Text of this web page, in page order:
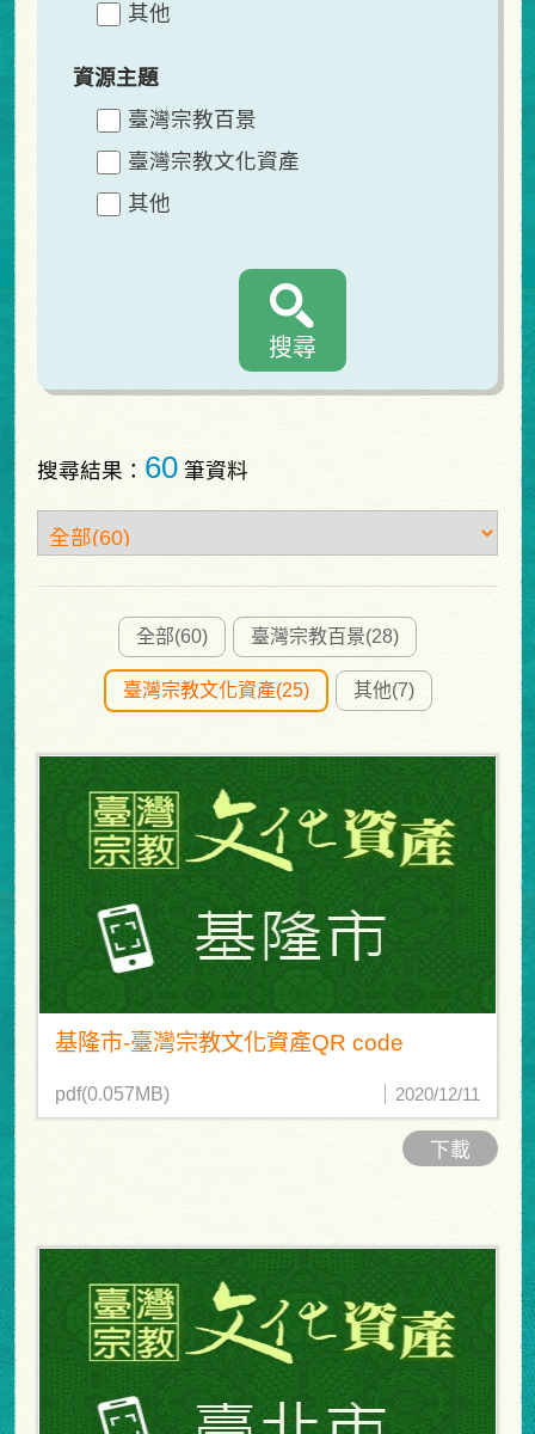
其他
資源主題
臺灣宗教百景
臺灣宗教文化資產
其他
搜尋
搜尋結果： 60 筆資料
全部(60) 臺灣宗教百景(28)
臺灣宗教文化資產(25) 其他(7)
基隆市-臺灣宗教文化資產QR code
pdf(0.057MB) 2020/12/11
下載